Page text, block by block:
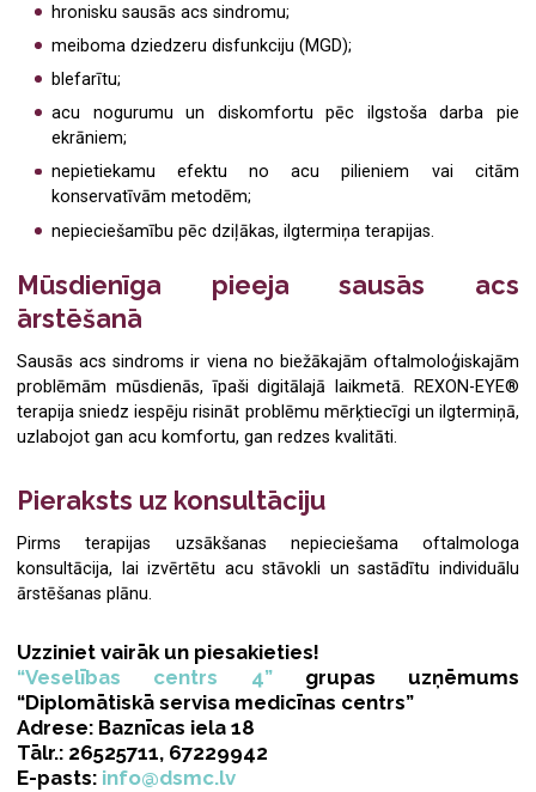
hronisku sausās acs sindromu;
meiboma dziedzeru disfunkciju (MGD);
blefarītu;
acu nogurumu un diskomfortu pēc ilgstoša darba pie
ekrāniem;
nepietiekamu efektu no acu pilieniem vai citām
konservatīvām metodēm;
nepieciešamību pēc dziļākas, ilgtermiņa terapijas.
Mūsdienīga pieeja sausās acs
ārstēšanā
Sausās acs sindroms ir viena no biežākajām oftalmoloģiskajām
problēmām mūsdienās, īpaši digitālajā laikmetā. REXON-EYE®
terapija sniedz iespēju risināt problēmu mērķtiecīgi un ilgtermiņā,
uzlabojot gan acu komfortu, gan redzes kvalitāti.
Pieraksts uz konsultāciju
Pirms terapijas uzsākšanas nepieciešama oftalmologa
konsultācija, lai izvērtētu acu stāvokli un sastādītu individuālu
ārstēšanas plānu.
Uzziniet vairāk un piesakieties!
“Veselības centrs 4”grupas uzņēmums
“Diplomātiskā servisa medicīnas centrs”
Adrese: Baznīcas iela 18
Tālr.: 26525711, 67229942
E-pasts: info@dsmc.lv